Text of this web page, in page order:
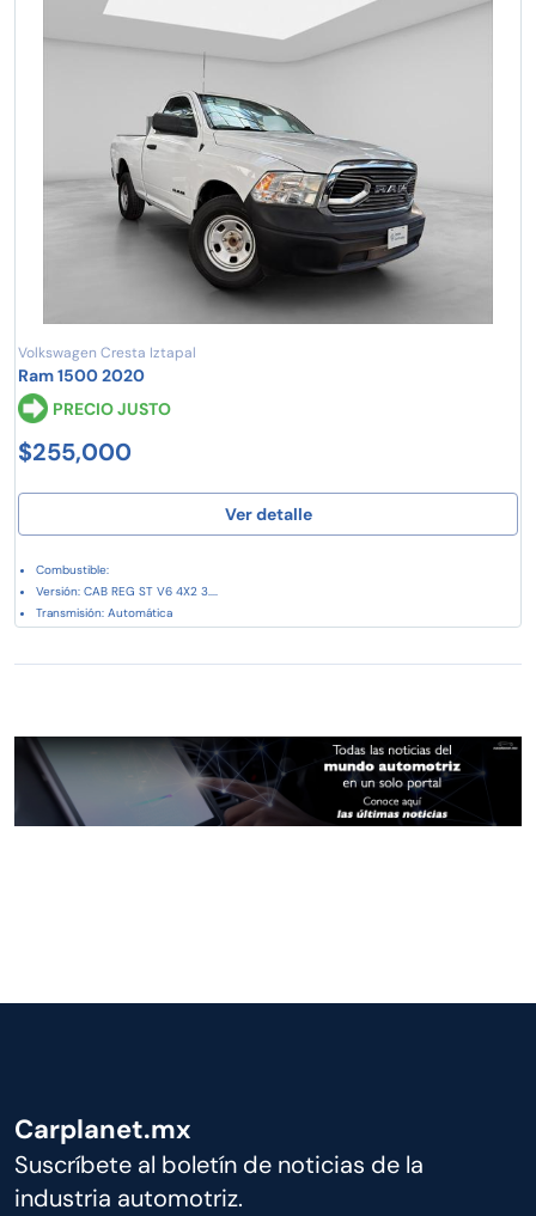
Volkswagen Cresta Iztapal
Ram 1500 2020
PRECIO JUSTO
$255,000
Ver detalle
Combustible:
Versión: CAB REG ST V6 4X2 3....
Transmisión: Automática
Carplanet.mx
Suscríbete al boletín de noticias de la
industria automotriz.